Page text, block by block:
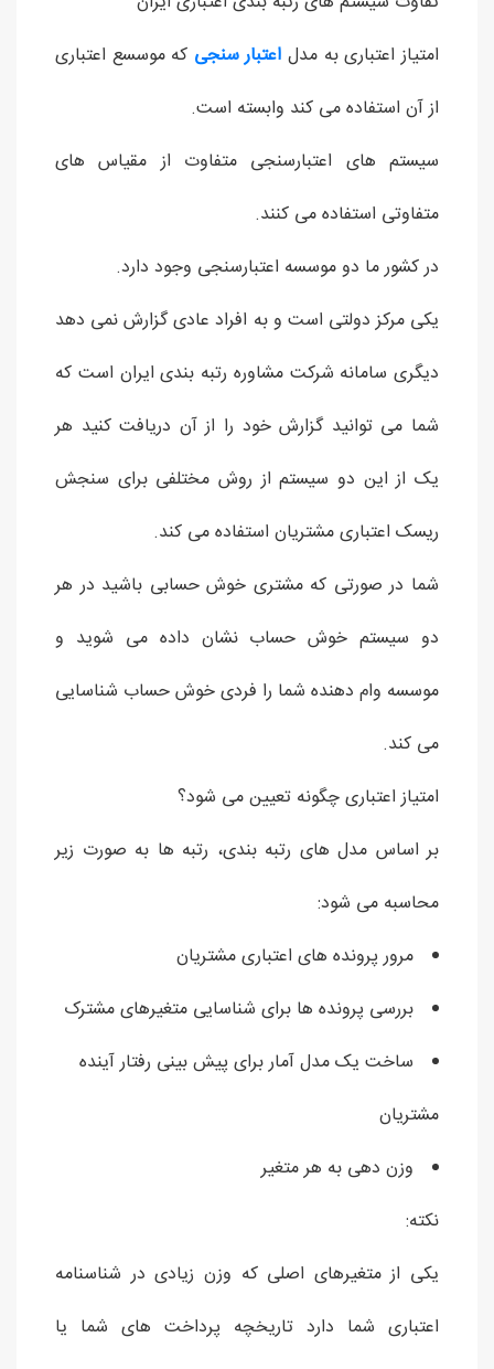
امتیاز اعتباری به مدل اعتبار سنجی که موسسع اعتباری
از آن استفاده می کند وابسته است.
سیستم های اعتبارسنجی متفاوت از مقیاس های
متفاوتی استفاده می کنند.
در کشور ما دو موسسه اعتبارسنجی وجود دارد.
یکی مرکز دولتی است و به افراد عادی گزارش نمی دهد
دیگری سامانه شرکت مشاوره رتبه بندی ایران است که
شما می توانید گزارش خود را از آن دریافت کنید هر
یک از این دو سیستم از روش مختلفی برای سنجش
ریسک اعتباری مشتریان استفاده می کند.
شما در صورتی که مشتری خوش حسابی باشید در هر
دو سیستم خوش حساب نشان داده می شوید و
موسسه وام دهنده شما را فردی خوش حساب شناسایی
می کند.
امتیاز اعتباری چگونه تعیین می شود؟
بر اساس مدل های رتبه بندی، رتبه ها به صورت زیر
محاسبه می شود:
مرور پرونده های اعتباری مشتریان
بررسی پرونده ها برای شناسایی متغیرهای مشترک
ساخت یک مدل آمار برای پیش بینی رفتار آینده
مشتریان
وزن دهی به هر متغیر
نکته:
یکی از متغیرهای اصلی که وزن زیادی در شناسنامه
اعتباری شما دارد تاریخچه پرداخت های شما یا